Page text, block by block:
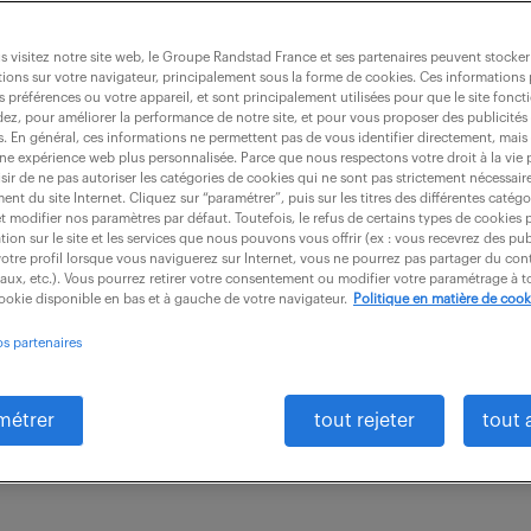
de banque (f/h)
intérim 3 mois 1 901 .94 € / mois
de Relation Client de Metz, vous intégrerez une
un parcours d'intégration et de formation de 2 à
visitez notre site web, le Groupe Randstad France et ses partenaires peuvent
sur votre navigateur, principalement sous la forme de cookies. Ces informations
préférences ou votre appareil, et sont principalement utilisées pour que le site
pour améliorer la performance de notre site, et pour vous proposer des publicités
En général, ces informations ne permettent pas de vous identifier directement,
expérience web plus personnalisée. Parce que nous respectons votre droit à la vie
de ne pas autoriser les catégories de cookies qui ne sont pas strictement
du site Internet. Cliquez sur “paramétrer”, puis sur les titres des différentes
modifier nos paramètres par défaut. Toutefois, le refus de certains types de cookies
sur le site et les services que nous pouvons vous offrir (ex : vous recevrez des
profil lorsque vous naviguerez sur Internet, vous ne pourrez pas partager du
etc.). Vous pourrez retirer votre consentement ou modifier votre paramétrage à
disponible en bas et à gauche de votre navigateur.
Politique en matière de
partenaires
tout rejeter tout